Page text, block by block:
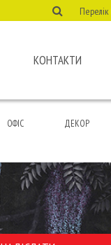
КОНТАКТИ
ОФІС ДЕКОР